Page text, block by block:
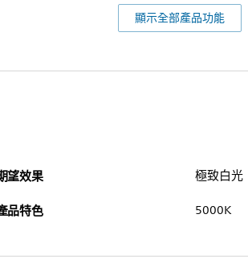
顯示全部產品功能
望效果 極致白光
品特色 5000K